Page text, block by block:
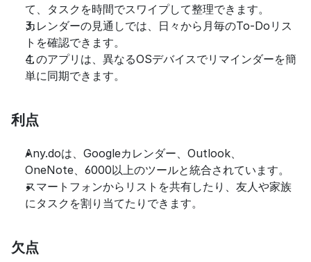
て、タスクを時間でスワイプして整理できます。
カレンダーの見通しでは、日々から月毎のTo-Doリス
トを確認できます。
このアプリは、異なるOSデバイスでリマインダーを簡
単に同期できます。
利点
Any.doは、Googleカレンダー、Outlook、
OneNote、6000以上のツールと統合されています。
スマートフォンからリストを共有したり、友人や家族
にタスクを割り当てたりできます。
欠点